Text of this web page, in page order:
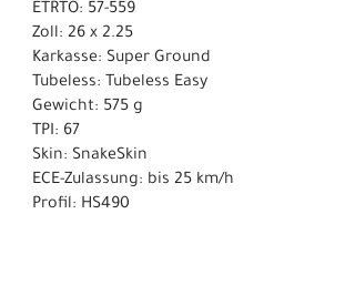
ETRTO: 57-559
Zoll: 26 x 2.25
Karkasse: Super Ground
Tubeless: Tubeless Easy
Gewicht: 575 g
TPI: 67
Skin: SnakeSkin
ECE-Zulassung: bis 25 km/h
Profil: HS490